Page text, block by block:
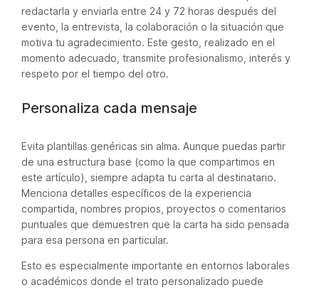
redactarla y enviarla entre 24 y 72 horas después del
evento, la entrevista, la colaboración o la situación que
motiva tu agradecimiento. Este gesto, realizado en el
momento adecuado, transmite profesionalismo, interés y
respeto por el tiempo del otro.
Personaliza cada mensaje
Evita plantillas genéricas sin alma. Aunque puedas partir
de una estructura base (como la que compartimos en
este artículo), siempre adapta tu carta al destinatario.
Menciona detalles específicos de la experiencia
compartida, nombres propios, proyectos o comentarios
puntuales que demuestren que la carta ha sido pensada
para esa persona en particular.
Esto es especialmente importante en entornos laborales
o académicos donde el trato personalizado puede